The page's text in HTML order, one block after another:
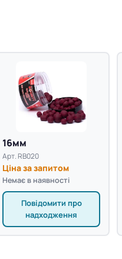
16мм
Арт. RB020
Ціна за запитом
Немає в наявності
Повідомити про
надходження